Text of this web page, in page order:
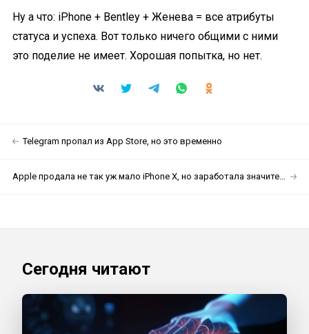
Ну а что: iPhone + Bentley + Женева = все атрибуты
статуса и успеха. Вот только ничего общими с ними
это поделие не имеет. Хорошая попытка, но нет.
Telegram пропал из App Store, но это временно
Apple продала не так уж мало iPhone X, но заработала значительно больше
Сегодня читают